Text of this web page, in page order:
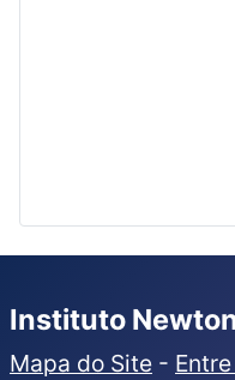
Instituto
Mapa do Site -